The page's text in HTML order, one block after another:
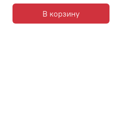
В корзину